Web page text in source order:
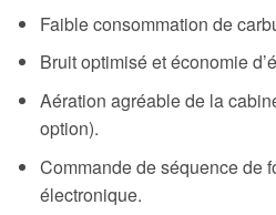
Faible consommation de
Bruit optimisé et économie
Aération agréable de la
option).
Commande de séquence de
électronique.